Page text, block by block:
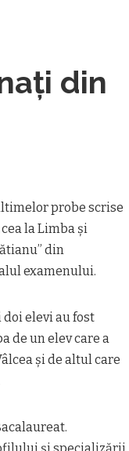
din
probe scrise
la Limba şi
din
examenului.
elevi au fost
de un elev care a
şi de altul care
şi specializării.